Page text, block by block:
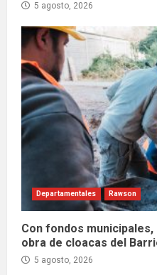
5 agosto, 2026
Departamentales Rawson
Con fondos municipales,
obra de cloacas del
5 agosto, 2026